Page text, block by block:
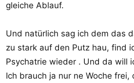
gleiche Ablauf.
Und natürlich sag ich dem das
zu stark auf den Putz hau, find
Psychatrie wieder . Und da will
Ich brauch ja nur ne Woche frei,